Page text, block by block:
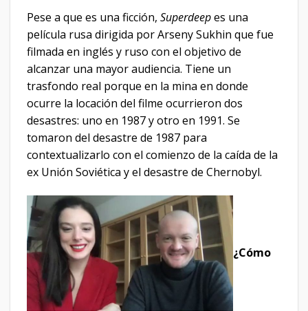
Pese a que es una ficción, Superdeepes una
película rusa dirigida por Arseny Sukhin que fue
filmada en inglés y ruso con el objetivo de
alcanzar una mayor audiencia. Tiene un
trasfondo real porque en la mina en donde
ocurre la locación del filme ocurrieron dos
desastres: uno en 1987 y otro en 1991. Se
tomaron del desastre de 1987 para
contextualizarlo con el comienzo de la caída de la
ex Unión Soviética y el desastre de Chernobyl.
¿Cómo